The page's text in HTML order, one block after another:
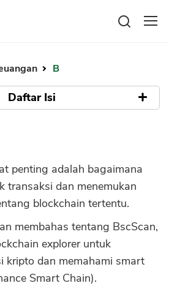
B
Daftar Isi
transaksi dan menemukan
blockchain tertentu.
membahas tentang BscScan,
explorer untuk
kripto dan memahami smart
Smart Chain).